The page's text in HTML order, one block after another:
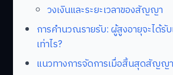
วงเงินและระยะเวลาของสัญญา
การคำนวณรายรับ: ผู้สูงอายุจะได้รั
เท่าไร?
แนวทางการจัดการเมื่อสิ้นสุดสัญญ